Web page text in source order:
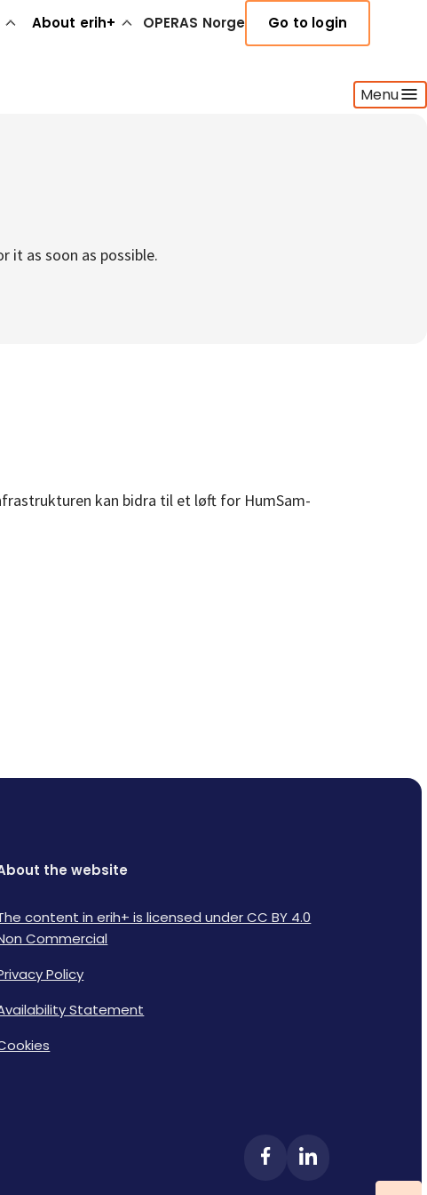
About erih+ OPERAS Norge Go to login
Menu
it as soon as possible.
kan bidra til et løft for HumSam-
the website
content in erih+ is licensed under CC BY 4.0
Commercial
Policy
Statement